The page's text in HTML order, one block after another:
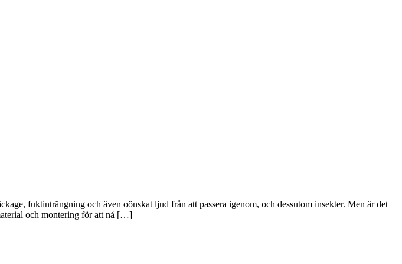
fuktinträngning och även oönskat ljud från att passera igenom, och dessutom insekter. Men är det
och montering för att nå […]